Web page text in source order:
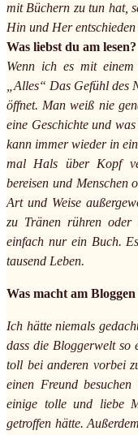
mit Büchern zu tun hat,
Hin und Her
Was liebst du am lesen?
Wenn ich es mit
„Alles“ Das Gefühl des
öffnet. Man weiß nie
eine Geschichte und
kann immer wieder in
mal Hals über Kopf
bereisen und Menschen
Art und Weise
zu Tränen rühren
einfach nur ein Buch.
tausend Leben.
Was macht am
Ich hätte niemals
dass die Bloggerwelt so
toll bei anderen vorbei
einen Freund
einige tolle und liebe
getroffen hätte.